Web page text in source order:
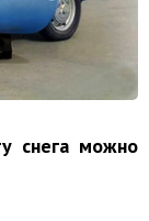
снега можно